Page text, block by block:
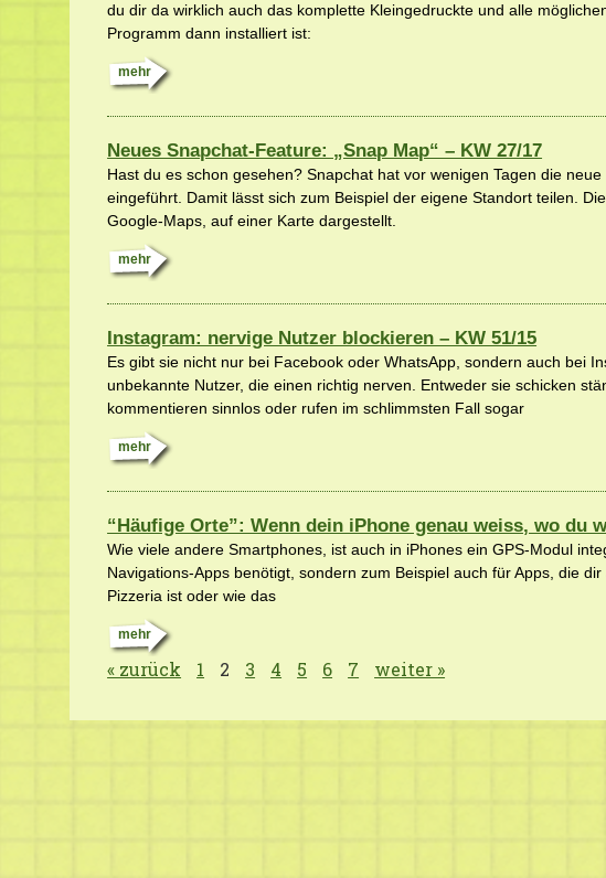
du dir da wirklich auch das komplette Kleingedruckte und alle
Programm dann installiert ist:
mehr
Neues Snapchat-Feature: „Snap Map“ – KW 27/17
Hast du es schon gesehen? Snapchat hat vor wenigen Tagen die neue
eingeführt. Damit lässt sich zum Beispiel der eigene Standort teilen.
Google-Maps, auf einer Karte dargestellt.
mehr
Instagram: nervige Nutzer blockieren – KW 51/15
Es gibt sie nicht nur bei Facebook oder WhatsApp, sondern auch bei
unbekannte Nutzer, die einen richtig nerven. Entweder sie schicken
kommentieren sinnlos oder rufen im schlimmsten Fall sogar
mehr
“Häufige Orte”: Wenn dein iPhone genau weiss, wo du
Wie viele andere Smartphones, ist auch in iPhones ein GPS-Modul
Navigations-Apps benötigt, sondern zum Beispiel auch für Apps, die
Pizzeria ist oder wie das
mehr
« zurück 1 2 3 4 5 6 7 weiter »